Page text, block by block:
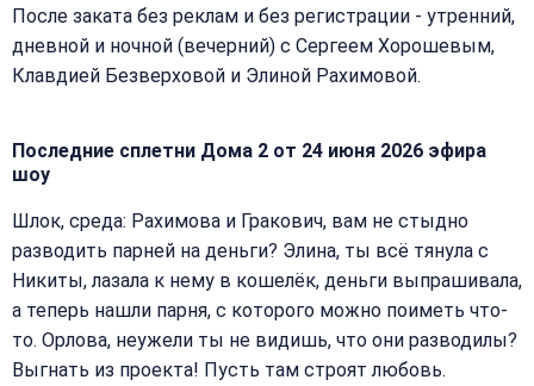
После заката без реклам и без регистрации - утренний,
дневной и ночной (вечерний) с Сергеем Хорошевым,
Клавдией Безверховой и Элиной Рахимовой.
Последние сплетни Дома 2 от 24 июня 2026 эфира
шоу
Шлок, среда: Рахимова и Гракович, вам не стыдно
разводить парней на деньги? Элина, ты всё тянула с
Никиты, лазала к нему в кошелёк, деньги выпрашивала,
а теперь нашли парня, с которого можно поиметь что-
то. Орлова, неужели ты не видишь, что они разводилы?
Выгнать из проекта! Пусть там строят любовь.